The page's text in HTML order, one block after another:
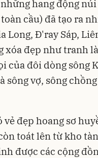
hang động núi
cầu) đã tạo ra
Long, Đ'ray Sáp,
xóa đẹp như tranh
của đôi dòng sông
sông vợ, sông
đẹp hoang sơ
toát lên từ kho
được các cộng